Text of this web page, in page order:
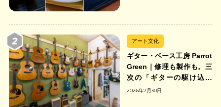
アート文化
ギター・ベース工房 Parrot
Green｜修理も製作も。三
次の「ギターの駆け込み
寺」
2026年7月30日